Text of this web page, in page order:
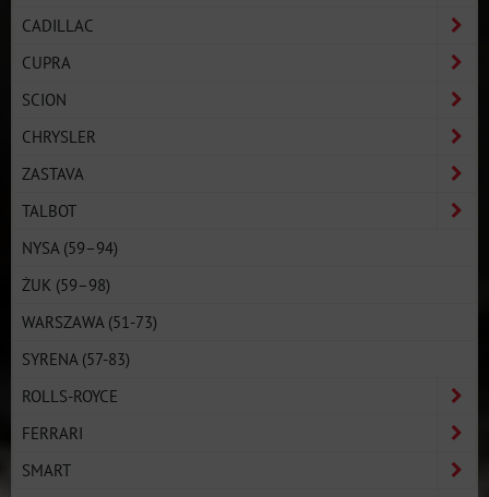
CADILLAC
CUPRA
SCION
CHRYSLER
ZASTAVA
TALBOT
NYSA (59–94)
ŻUK (59–98)
WARSZAWA (51-73)
SYRENA (57-83)
ROLLS-ROYCE
FERRARI
SMART